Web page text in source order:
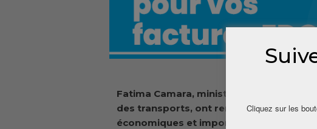
Fatima Camara, ministre du
commerce,
des transports, ont rencontré mardi les
économiques et importateurs de
Cliquez sur les